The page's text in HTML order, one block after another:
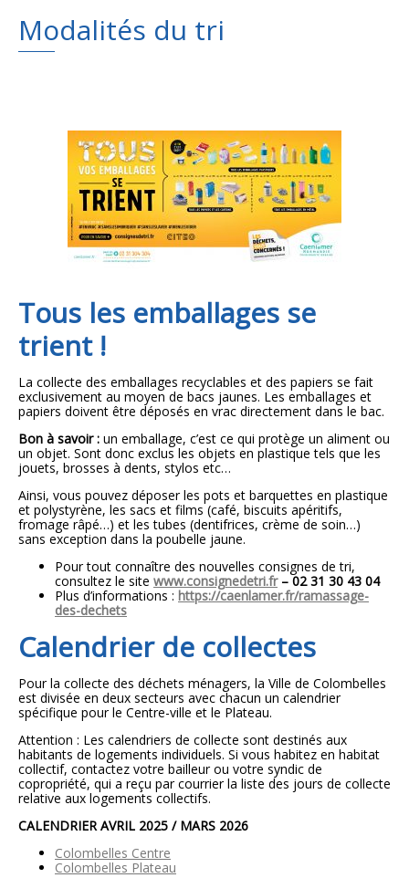
Modalités du tri
Tous les emballages se
trient !
La collecte des emballages recyclables et des papiers se fait
exclusivement au moyen de bacs jaunes. Les emballages et
papiers doivent être déposés en vrac directement dans le bac.
Bon à savoir : un emballage, c’est ce qui protège un aliment ou
un objet. Sont donc exclus les objets en plastique tels que les
jouets, brosses à dents, stylos etc…
Ainsi, vous pouvez déposer les pots et barquettes en plastique
et polystyrène, les sacs et films (café, biscuits apéritifs,
fromage râpé…) et les tubes (dentifrices, crème de soin…)
sans exception dans la poubelle jaune.
Pour tout connaître des nouvelles consignes de tri,
consultez le site www.consignedetri.fr– 02 31 30 43 04
Plus d’informations : https://caenlamer.fr/ramassage-
des-dechets
Calendrier de collectes
Pour la collecte des déchets ménagers, la Ville de Colombelles
est divisée en deux secteurs avec chacun un calendrier
spécifique pour le Centre-ville et le Plateau.
Attention : Les calendriers de collecte sont destinés aux
habitants de logements individuels. Si vous habitez en habitat
collectif, contactez votre bailleur ou votre syndic de
copropriété, qui a reçu par courrier la liste des jours de collecte
relative aux logements collectifs.
CALENDRIER AVRIL 2025 / MARS 2026
Colombelles Centre
Colombelles Plateau
Plans
Marchés publics
Grands projets